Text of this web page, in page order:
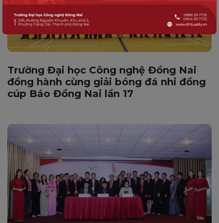
Trường Đại học Công nghệ Đồng Nai
đồng hành cùng giải bóng đá nhi đồng
cúp Báo Đồng Nai lần 17